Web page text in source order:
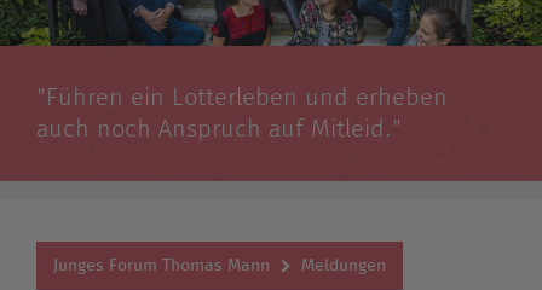
"Führen ein Lotterleben und erheben
auch noch Anspruch auf Mitleid."
Junges Forum Thomas Mann Meldungen